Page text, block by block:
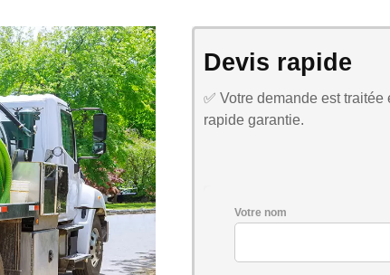
Devis rapide
✅ Votre demande est
rapide garantie.
Votre nom